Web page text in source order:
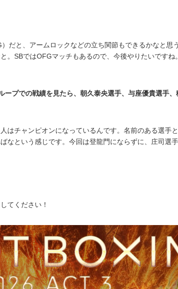
だと、アームロックなどの立ち関節もできるかなと思
。SBではOFGマッチもあるので、今後やりたいです
プでの戦績を見たら、朝久泰央選手、与座優貴選手
チャンピオンになっているんです。名前のある選手
なという感じです。今回は登龍門にならずに、庄司選
てください！